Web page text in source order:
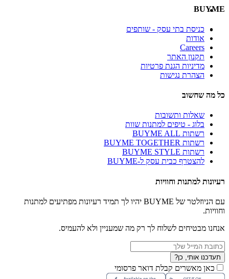
BUYME
כניסת בתי עסק - שותפים
אודות
Careers
תקנון האתר
מדיניות הגנת פרטיות
הצהרת נגישות
כל מה שחשוב
שאלות ותשובות
בלוג - טיפים למתנות שוות
רשתות BUYME ALL
רשתות BUYME TOGETHER
רשתות BUYME STYLE
להצטרף כבית עסק ל-BUYME
רעיונות למתנות וחוויות
עם הניוזלטר של BUYME יהיו לך תמיד רעיונות מפתיעים למתנות
וחוויות.
אנחנו מבטיחים לשלוח לך רק מה שמעניין ולא להעמיס.
תעדכנו אותי, כן?
כאן מאשרים קבלת דואר פרסומי